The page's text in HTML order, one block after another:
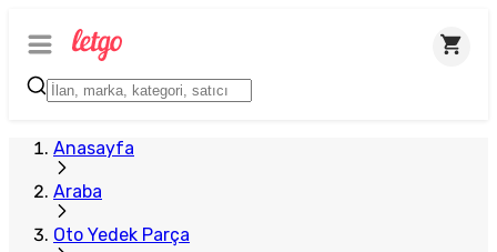
Anasayfa
Araba
Oto Yedek Parça